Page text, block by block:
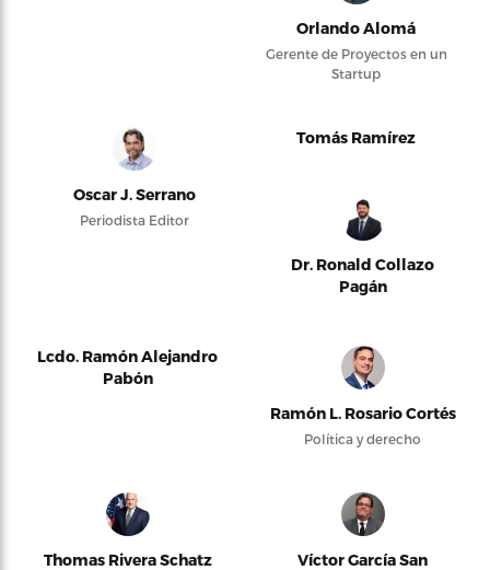
Orlando Alomá
Gerente de Proyectos en un
Startup
Oscar J. Serrano
Periodista Editor
Tomás Ramírez
Dr. Ronald Collazo
Pagán
Lcdo. Ramón Alejandro
Pabón
Ramón L. Rosario Cortés
Política y derecho
Thomas Rivera Schatz
Víctor García San